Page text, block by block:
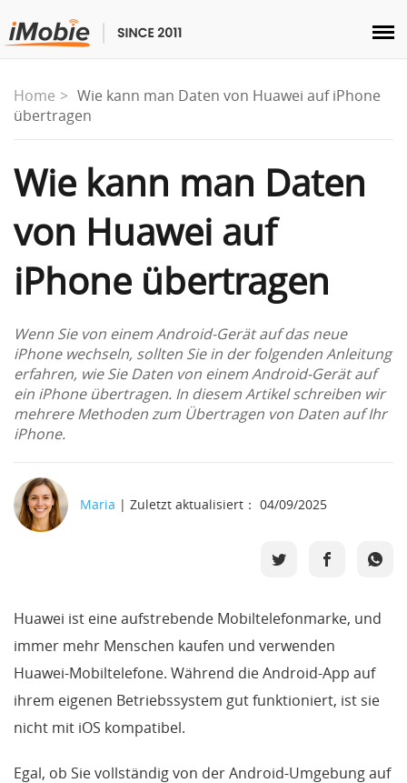
Entsperren & Wiederherstellen
Multimedia
Dienstprogramme
Lösungen
Store
Herunterladen
Languages
Home
Wie kann man Daten von Huawei auf iPhone
übertragen
Wie kann man Daten
von Huawei auf
iPhone übertragen
Wenn Sie von einem Android-Gerät auf das neue
iPhone wechseln, sollten Sie in der folgenden Anleitung
erfahren, wie Sie Daten von einem Android-Gerät auf
ein iPhone übertragen. In diesem Artikel schreiben wir
mehrere Methoden zum Übertragen von Daten auf Ihr
iPhone.
Maria | Zuletzt aktualisiert： 04/09/2025
Huawei ist eine aufstrebende Mobiltelefonmarke, und
immer mehr Menschen kaufen und verwenden
Huawei-Mobiltelefone. Während die Android-App auf
ihrem eigenen Betriebssystem gut funktioniert, ist sie
nicht mit iOS kompatibel.
Egal, ob Sie vollständig von der Android-Umgebung auf